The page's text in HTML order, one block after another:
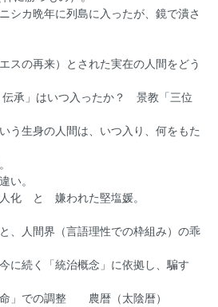
シカ晩年に列島に入ったが、鏡で潰さ
スの再来）とされた実在の人間をどう
承」はいつ入ったか？ 景教「三位
生身の人間は、いつ入り、何をもた
い。
化 と 嫌われた堅塩媛。
、人間界（言語理性での枠組み）の乖
続く「統治概念」に依拠し、騙す
命」での調整 農暦（太陰暦）